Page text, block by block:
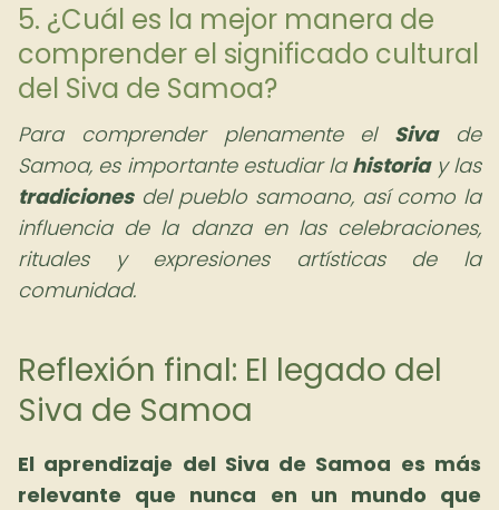
5. ¿Cuál es la mejor manera de
comprender el significado cultural
del Siva de Samoa?
Para comprender plenamente el Sivade
Samoa, es importante estudiar la historiay las
tradicionesdel pueblo samoano, así como la
influencia de la danza en las celebraciones,
rituales y expresiones artísticas de la
comunidad.
Reflexión final: El legado del
Siva de Samoa
El aprendizaje del Siva de Samoa es más
relevante que nunca en un mundo que